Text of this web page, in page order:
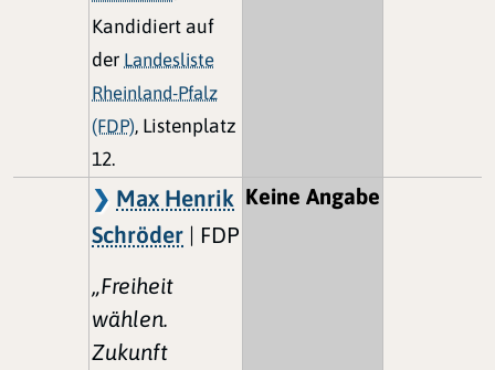
Kandidiert auf
der Landesliste
Rheinland-Pfalz
(FDP), Listenplatz
12.
Max Henrik
Schröder | FDP
„Freiheit
wählen.
Zukunft
Keine Angabe